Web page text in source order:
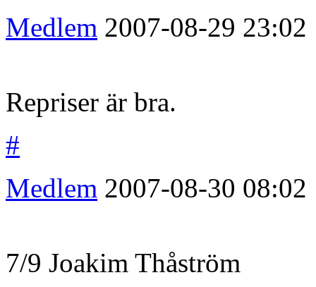
Medlem 2007-08-29 23:02
Repriser är bra.
#
Medlem 2007-08-30 08:02
7/9 Joakim Thåström